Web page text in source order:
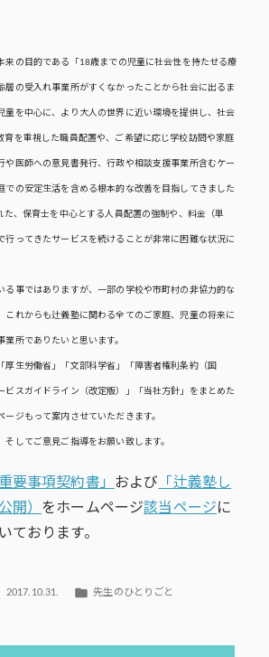
来の目的である「18歳までの児童に社会性を持たせる療
層の受入れ事業所がすくなかったことから社会に出るま
童を中心に、より大人の世界に近い環境を提供し、社会
育を重視した職員配置や、ご希望に応じ学校訪問や家庭
や医師への意見書発行、行政や相談支援事業所含むケー
での安定生活を含める根本的な改善を目指してきました
た、保育士を中心とする人員配置の強制や、料金（単
行ってきたサービスを続けることが非常に困難な状況に
る事ではありますが、一部の学校や市町村の非協力的な
これからも辻義塾に関わる全てのご家庭、児童の将来に
業所でありたいと思います。
厚生労働省」「文部科学省」「障害者権利条約（国
ビスガイドライン（改定版）」「当社方針」をまとめた
ージもって案内させていただきます。
そしてご意見ご指導をお願い致します。
重要事項契約書」 および 「辻義塾し
開） をホームページ該当ページに
ております。
2017.10.31.
カ
リ
先生のひとりごと